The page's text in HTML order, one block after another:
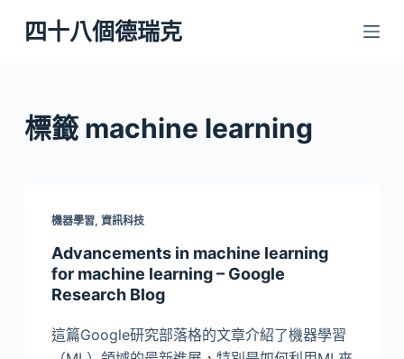
跳
至
內
容
四十八個德瑞克
標籤machine learning
機器學習, 資訊科技
Advancements in machine learning
for machine learning – Google
Research Blog
這篇Google研究部落格的文章介紹了機器學習